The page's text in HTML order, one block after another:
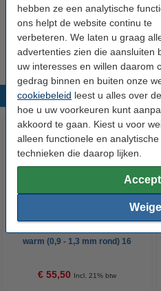
hebben ze een analytische
ons helpt de website continu te
verbeteren. We laten u graag
advertenties zien die aansluiten
uw interesses en willen daarom
gedrag binnen en buiten onze
cookiebeleid leest u alles over
hoe u uw voorkeuren kunt
akkoord te gaan. Kiest u voor
alleen functionele en
technieken die daarop lijken.
POSCA PC-1MR/PC-
acrylmarkerset zwart
€ 13,50
Populaire
warm (0,9 - 1,3 mm rond) 16
€ 55,50 Incl. 21% btw